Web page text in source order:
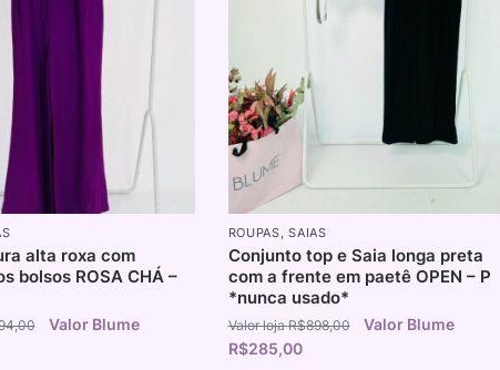
alta roxa com
bolsos ROSA CHÁ –
ROUPAS ,SAIAS
Conjunto top e Saia longa preta
com a frente em paetê OPEN – P
*nunca usado*
R$898,00
R$285,00